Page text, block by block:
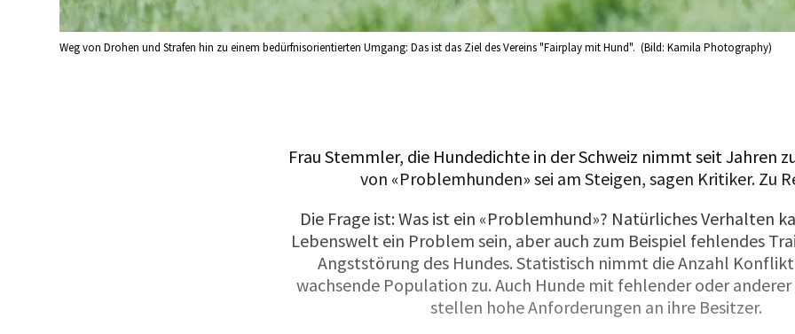
Weg von Drohen und Strafen hin zu einem bedürfnisorientierten Umgang: Das ist das Ziel des Vereins "Fairplay mit Hund". (Bild: Kamila Photography)
Frau Stemmler, die Hundedichte in der Schweiz nimmt seit Jahren
von «Problemhunden» sei am Steigen, sagen Kritiker. Zu
Die Frage ist: Was ist ein «Problemhund»? Natürliches Verhalten
Lebenswelt ein Problem sein, aber auch zum Beispiel fehlendes
Angststörung des Hundes. Statistisch nimmt die Anzahl
wachsende Population zu. Auch Hunde mit fehlender oder anderer
stellen hohe Anforderungen an ihre Besitzer.